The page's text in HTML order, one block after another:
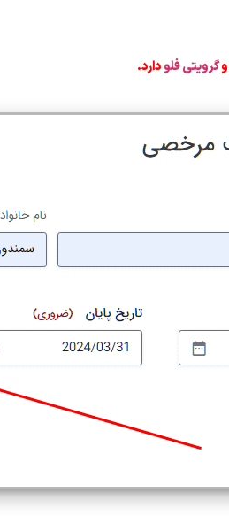
وگرویتی فلودارد.